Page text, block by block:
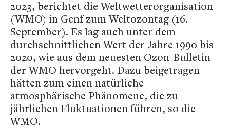
2023, berichtet die Weltwetterorganisation
(WMO) in Genf zum Weltozontag (16.
September). Es lag auch unter dem
durchschnittlichen Wert der Jahre 1990 bis
2020, wie aus dem neuesten Ozon-Bulletin
der WMO hervorgeht. Dazu beigetragen
hätten zum einen natürliche
atmosphärische Phänomene, die zu
jährlichen Fluktuationen führen, so die
WMO.